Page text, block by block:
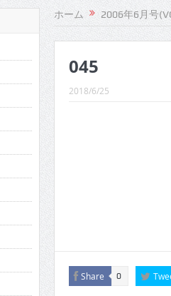
CINEMA×STYLE 292号
CINEMA×STYLE 291号
CINEMA×STYLE 290号
CINEMA×STYLE 289号
CINEMA×STYLE 288号
CINEMA×STYLE 286号
CINEMA×STYLE 285号
CINEMA×STYLE 294号
ホーム 2006年6月号
045
2018/6/25
Share 0